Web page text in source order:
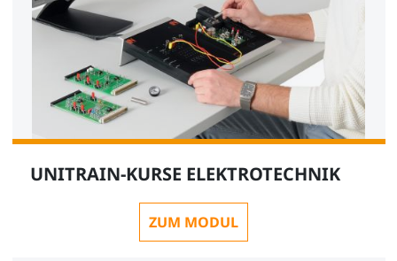
UNITRAIN-KURSE ELEKTROTECHNIK
ZUM MODUL